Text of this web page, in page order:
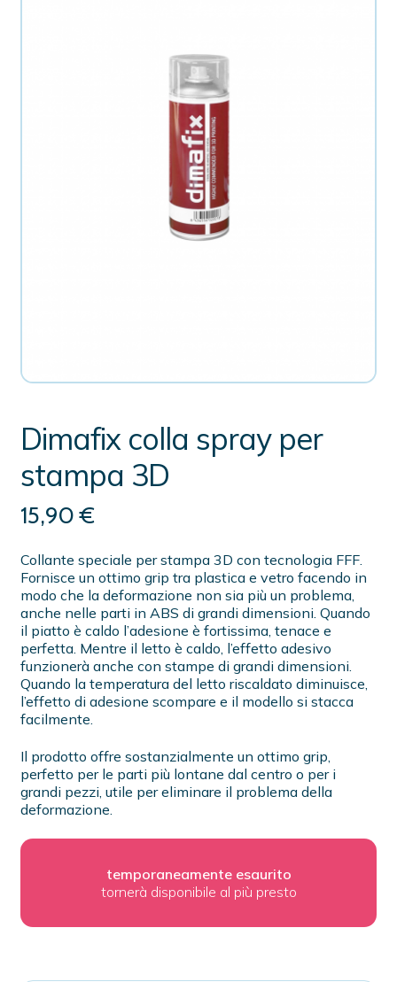
Dimafix colla spray per
stampa 3D
15,90€
Collante speciale per stampa 3D con tecnologia FFF.
Fornisce un ottimo grip tra plastica e vetro facendo in
modo che la deformazione non sia più un problema,
anche nelle parti in ABS di grandi dimensioni. Quando
il piatto è caldo l’adesione è fortissima, tenace e
perfetta. Mentre il letto è caldo, l’effetto adesivo
funzionerà anche con stampe di grandi dimensioni.
Quando la temperatura del letto riscaldato diminuisce,
l’effetto di adesione scompare e il modello si stacca
facilmente.
Il prodotto offre sostanzialmente un ottimo grip,
perfetto per le parti più lontane dal centro o per i
grandi pezzi, utile per eliminare il problema della
deformazione.
temporaneamente esaurito
tornerà disponibile al più presto